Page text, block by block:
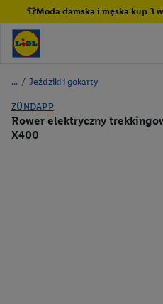
👕Moda damska i męska kup 3
/ Jeździki i gokarty
ZÜNDAPP
Rower elektryczny
X400